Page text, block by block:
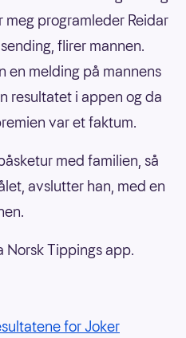
programleder Reidar
flirer mannen.
en melding på mannens
resultatet i appen og da
var et faktum.
med familien, så
avslutter han, med en
Norsk Tippings app.
for Joker